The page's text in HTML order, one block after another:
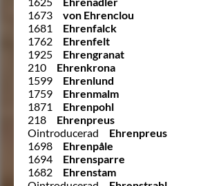
1673
von Ehrenclou
1681
Ehrenfalck
1762
Ehrenfelt
1925
Ehrengranat
210
Ehrenkrona
1599
Ehrenlund
1759
Ehrenmalm
1871
Ehrenpohl
218
Ehrenpreus
Ointroducerad
Ehrenpreus
1698
Ehrenpåle
1694
Ehrensparre
1682
Ehrenstam